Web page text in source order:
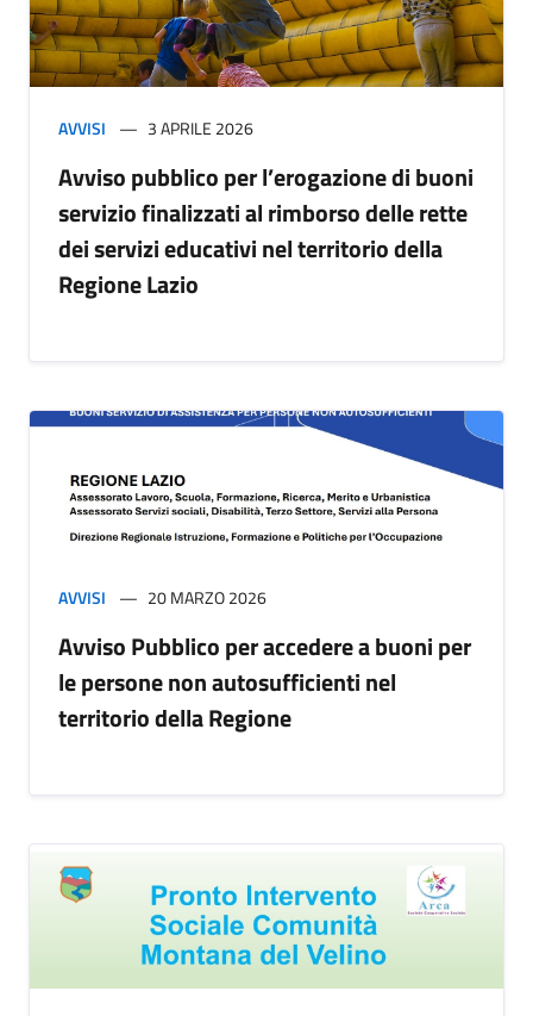
AVVISI 3 APRILE 2026
Avviso pubblico per l’erogazione di buoni
servizio finalizzati al rimborso delle rette
dei servizi educativi nel territorio della
Regione Lazio
AVVISI 20 MARZO 2026
Avviso Pubblico per accedere a buoni per
le persone non autosufficienti nel
territorio della Regione